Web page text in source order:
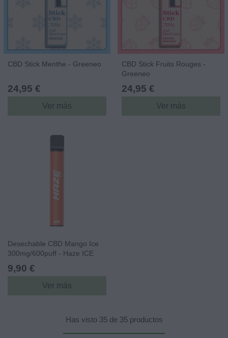
CBD Stick Menthe - Greeneo
24,95 €
Ver más
CBD Stick Fruits Rouges -
Greeneo
24,95 €
Ver más
Desechable CBD Mango Ice
300mg/600puff - Haze ICE
9,90 €
Ver más
Has visto 35 de 35 productos